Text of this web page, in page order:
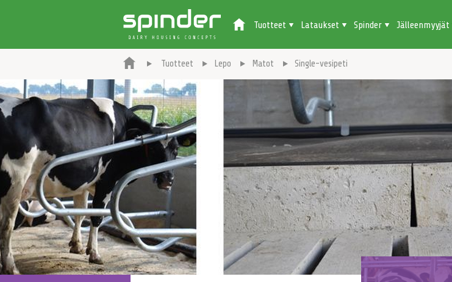
Tuotteet Lataukset Spinder Jälleenmyyjät
Tuotteet Lepo Matot Single-vesipeti